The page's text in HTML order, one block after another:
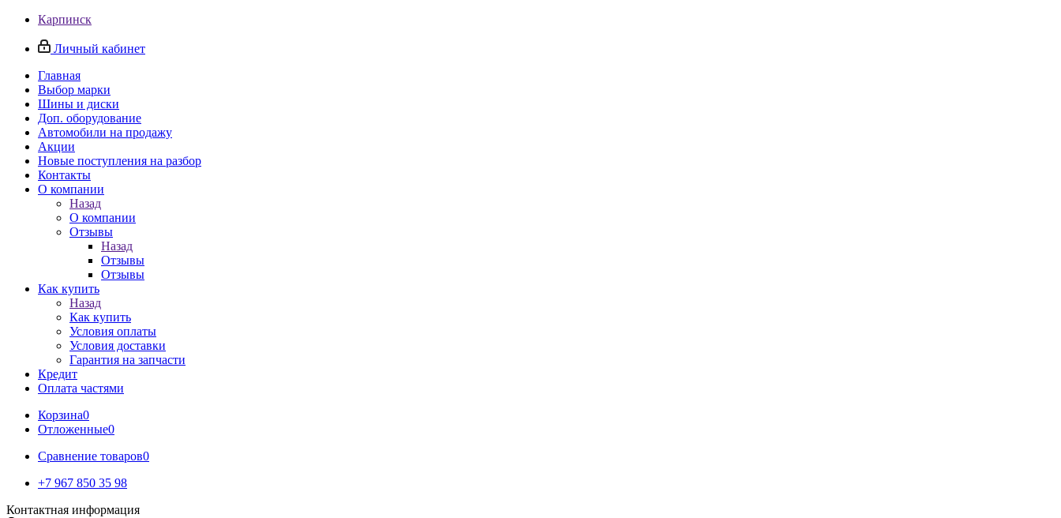
Карпинск
Личный кабинет
Главная
Выбор марки
Шины и диски
Доп. оборудование
Автомобили на продажу
Акции
Новые поступления на разбор
Контакты
О компании
Назад
О компании
Отзывы
Назад
Отзывы
Отзывы
Как купить
Назад
Как купить
Условия оплаты
Условия доставки
Гарантия на запчасти
Кредит
Оплата частями
Корзина0
Отложенные0
Сравнение товаров0
+7 967 850 35 98
Контактная информация